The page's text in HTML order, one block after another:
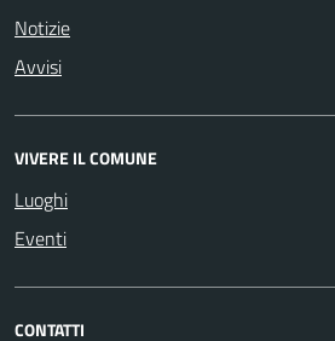
Notizie
Avvisi
VIVERE IL COMUNE
Luoghi
Eventi
CONTATTI